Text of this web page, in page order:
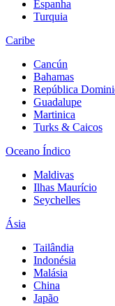
Espanha
Turquia
Caribe
Cancún
Bahamas
República
Guadalupe
Martinica
Turks & Caicos
Oceano Índico
Maldivas
Ilhas Maurício
Seychelles
Ásia
Tailândia
Indonésia
Malásia
China
Japão